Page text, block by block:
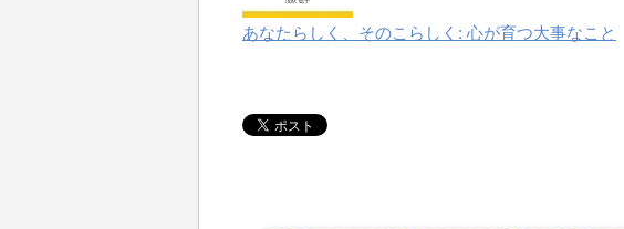
あなたらしく、そのこらしく: 心が育つ大事なこと